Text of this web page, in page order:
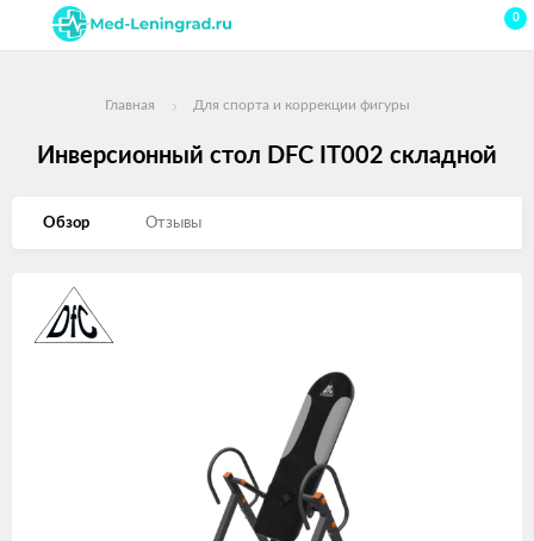
0
Главная Для спорта и коррекции фигуры
Инверсионный стол DFC IT002 складной
Обзор Отзывы
Изображения